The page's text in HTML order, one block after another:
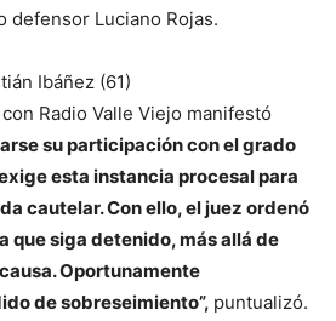
defensor Luciano Rojas.
Ibáñez (61)
Radio Valle Viejo manifestó
su participación con el grado
esta instancia procesal para
cautelar. Con ello, el juez ordenó
que siga detenido, más allá de
Oportunamente
de sobreseimiento”, puntualizó.